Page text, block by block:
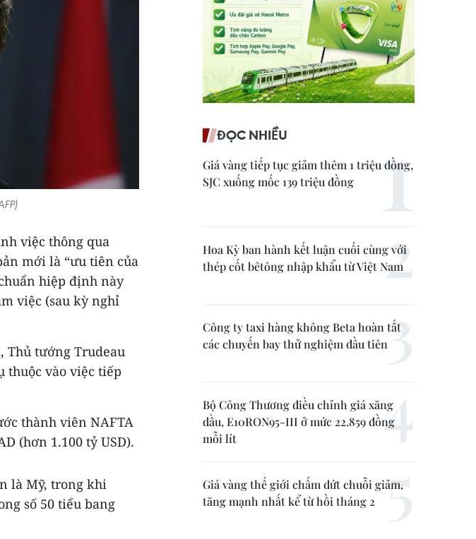
việc thông qua
mới là “ưu tiên của
hiệp định này
việc (sau kỳ nghỉ
Thủ tướng Trudeau
thuộc vào việc tiếp
thành viên NAFTA
(hơn 1.100 tỷ USD).
là Mỹ, trong khi
số 50 tiểu bang
ĐỌC NHIỀU
Giá vàng tiếp tục giảm thêm 1 triệu đồng,
SJC xuống mốc 139 triệu đồng
Hoa Kỳ ban hành kết luận cuối cùng với
thép cốt bêtông nhập khẩu từ Việt Nam
Công ty taxi hàng không Beta hoàn tất
các chuyến bay thử nghiệm đầu tiên
Bộ Công Thương điều chỉnh giá xăng
dầu, E10RON95-III ở mức 22.859 đồng
mỗi lít
Giá vàng thế giới chấm dứt chuỗi giảm,
tăng mạnh nhất kể từ hồi tháng 2